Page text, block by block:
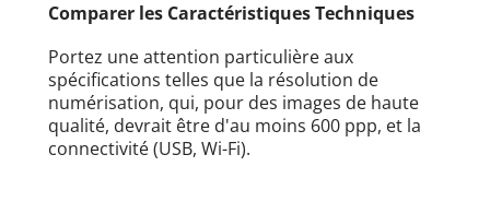
Comparer les Caractéristiques Techniques
Portez une attention particulière aux
spécifications telles que la résolution de
numérisation, qui, pour des images de haute
qualité, devrait être d'au moins 600 ppp, et la
connectivité (USB, Wi-Fi).